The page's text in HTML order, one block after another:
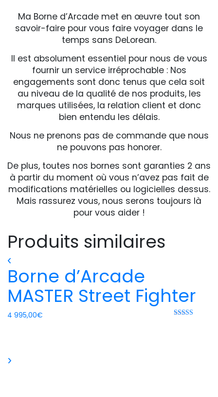
Ma Borne d’Arcade met en œuvre tout son
savoir-faire pour vous faire voyager dans le
temps sans DeLorean.
Il est absolument essentiel pour nous de vous
fournir un service irréprochable : Nos
engagements sont donc tenus que cela soit
au niveau de la qualité de nos produits, les
marques utilisées, la relation client et donc
bien entendu les délais.
Nous ne prenons pas de commande que nous
ne pouvons pas honorer.
De plus, toutes nos bornes sont garanties 2 ans
à partir du moment où vous n’avez pas fait de
modifications matérielles ou logicielles dessus.
Mais rassurez vous, nous serons toujours là
pour vous aider !
Produits similaires
Borne d’Arcade
MASTER Street Fighter
4 995,00€